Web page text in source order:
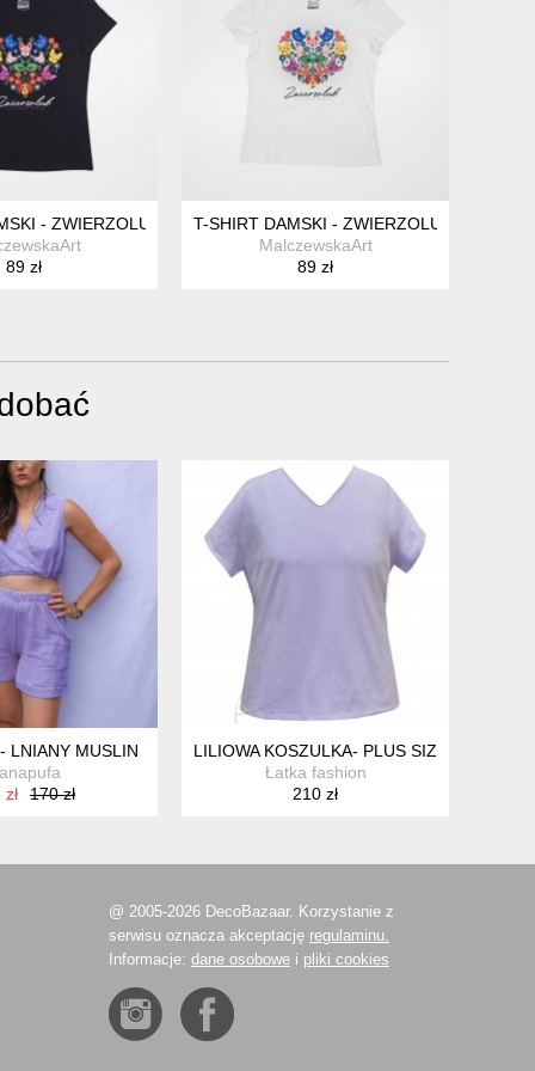
- ZWIERZOLUB - PIESKI KOTKI - WZÓR FOLKOWY - XXL
89 zł
T-SHIRT DAMSKI - ZWIERZOLUB - PIESKI
MalczewskaArt
89 zł
LNIANY MUSLIN
170 zł
LILIOWA KOSZULKA- PLUS SIZE
Łatka fashion
210 zł
@ 2005-2026 DecoBazaar. Korzystanie z
serwisu oznacza akceptację regulaminu.
Informacje: dane osobowe i pliki cookies